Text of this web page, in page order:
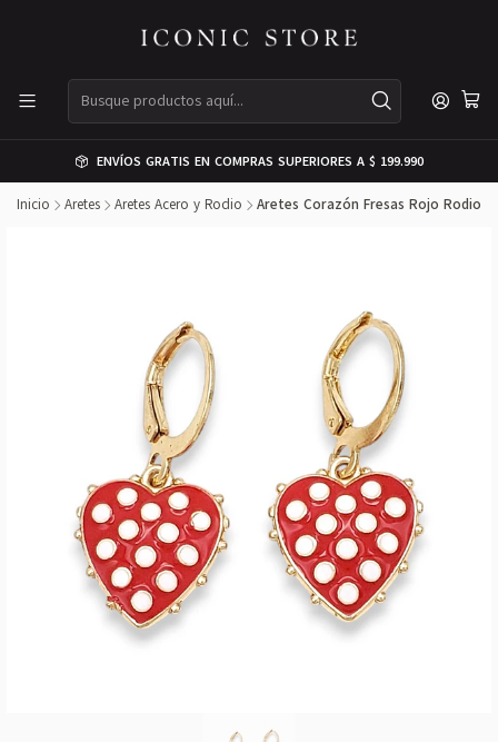
ENVÍOS GRATIS EN COMPRAS SUPERIORES A $ 199.990
Inicio Aretes Aretes Acero y Rodio Aretes Corazón Fresas Rojo Rodio